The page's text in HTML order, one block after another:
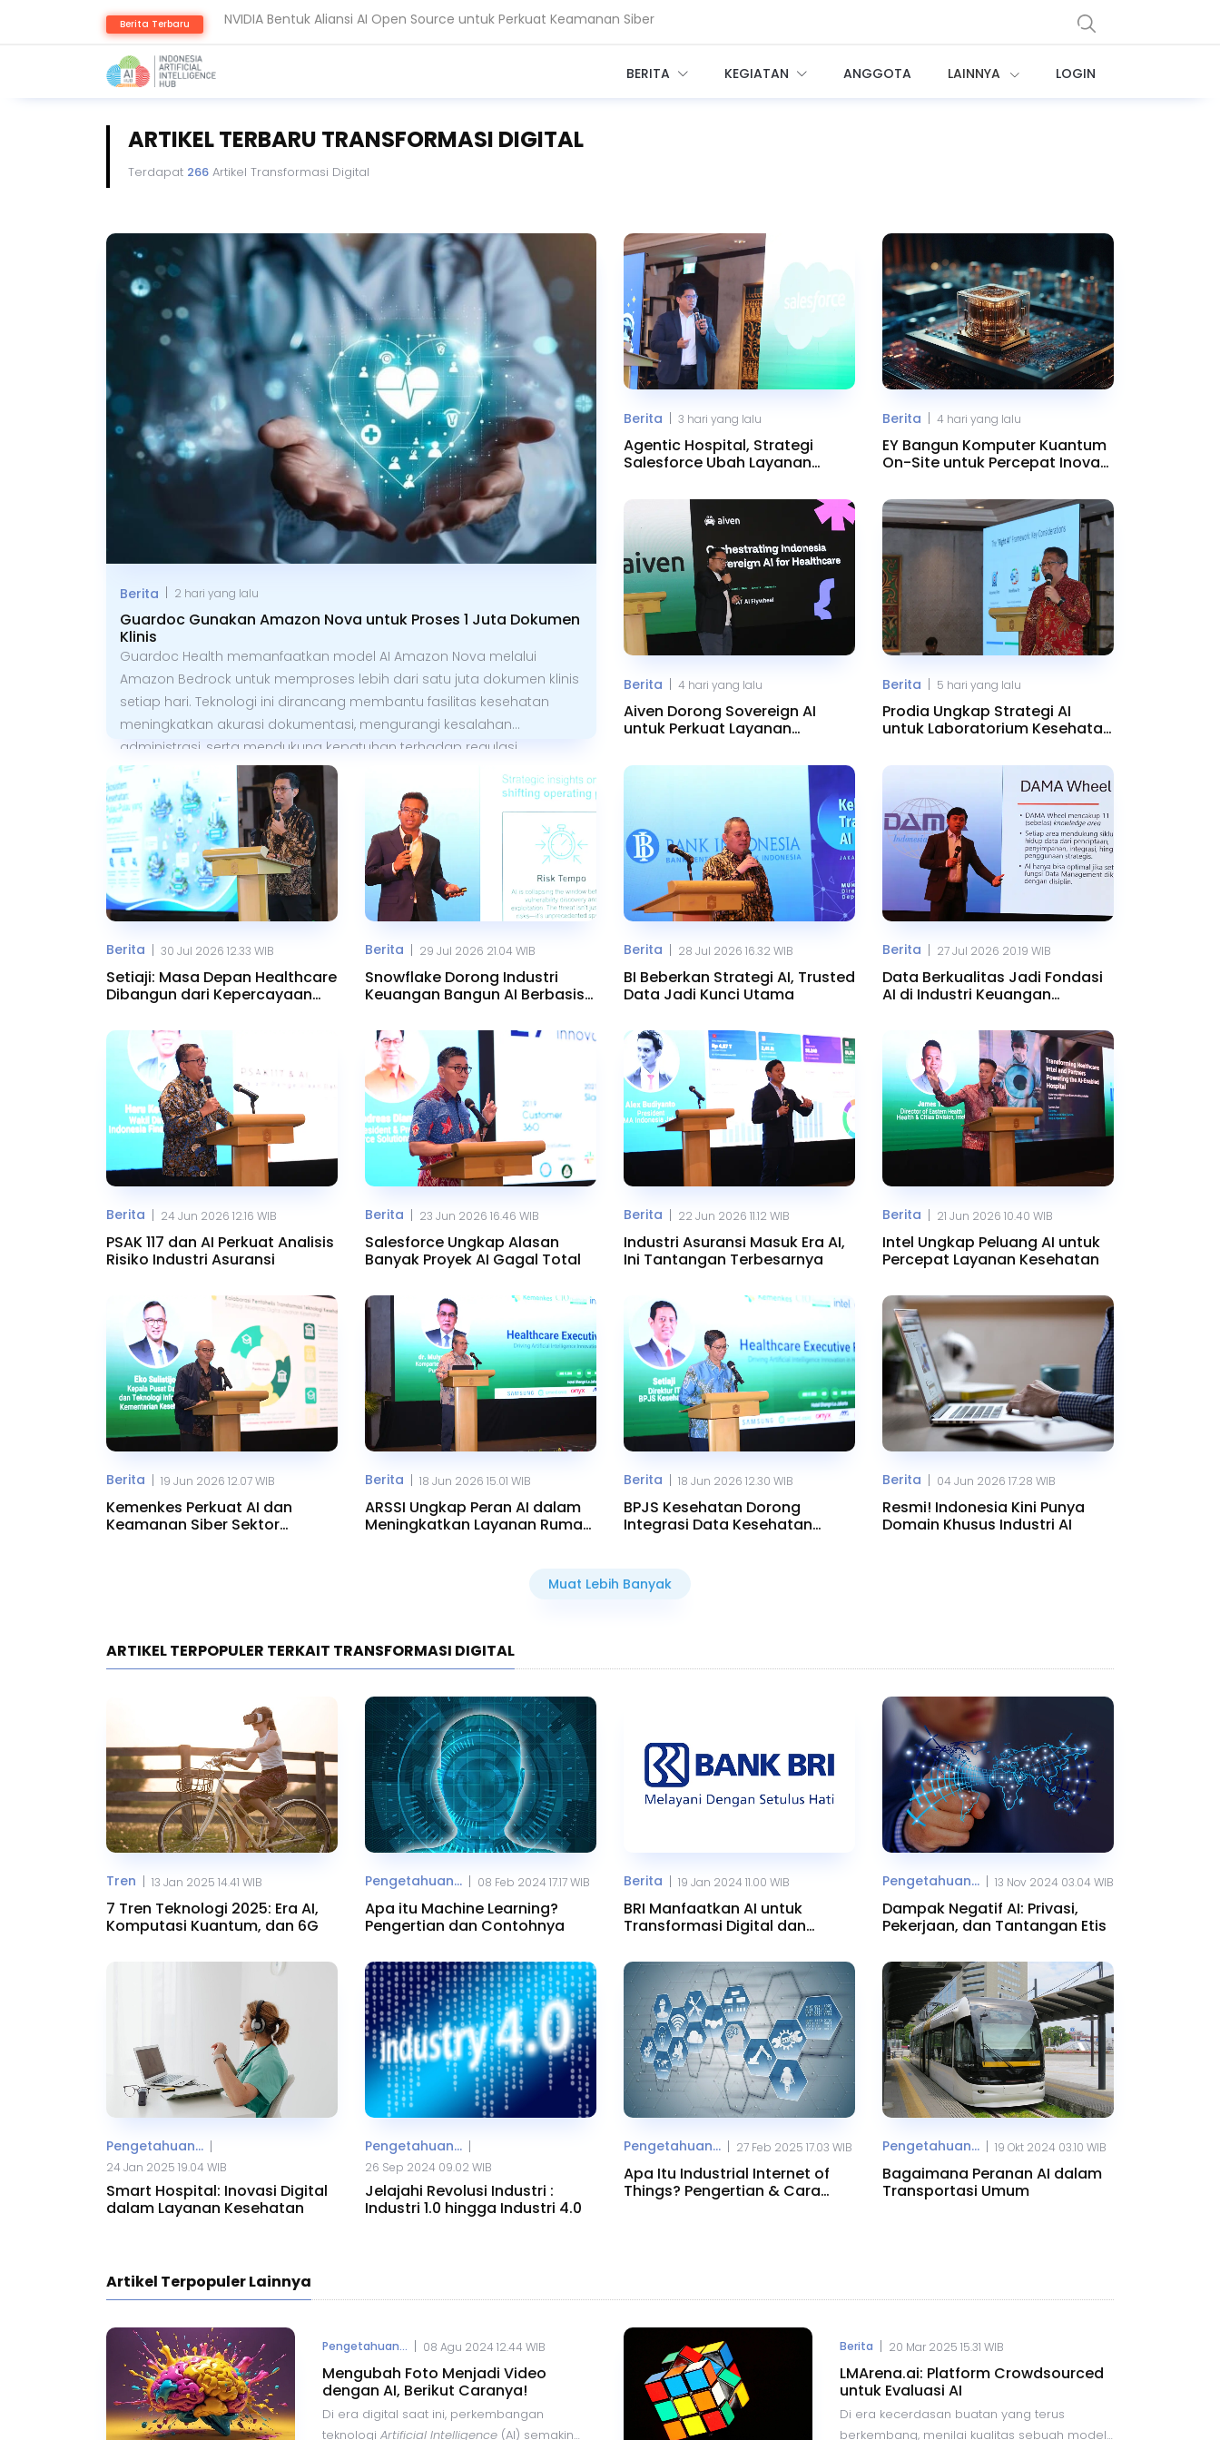
Berita Terbaru Guardoc Gunakan Amazon Nova untuk Proses 1 Juta Dokumen Klinis
BERITA KEGIATAN ANGGOTA LAINNYA LOGIN
ARTIKEL TERBARU TRANSFORMASI DIGITAL
Terdapat 266Artikel Transformasi Digital
Guardoc Gunakan Amazon Nova untuk Proses 1 Juta Dokumen
Klinis
Berita 2 hari yang lalu
Guardoc Health memanfaatkan model AI Amazon Nova melalui
Amazon Bedrock untuk memproses lebih dari satu juta dokumen klinis
setiap hari. Teknologi ini dirancang membantu fasilitas kesehatan
meningkatkan akurasi dokumentasi, mengurangi kesalahan
administrasi, serta mendukung kepatuhan terhadap regulasi.
Pendekatan tersebut juga diklaim mampu mempercepat analisis
rekam medis yang kompleks, termasuk dokumen dengan tulisan
tangan dan berbagai format.
Berita | 3 hari yang lalu
Agentic Hospital, Strategi
Salesforce Ubah Layanan
Berita | 4 hari yang lalu
EY Bangun Komputer Kuantum
On-Site untuk Percepat Inovasi
Berita | 4 hari yang lalu
Aiven Dorong Sovereign AI
untuk Perkuat Layanan
Berita | 5 hari yang lalu
Prodia Ungkap Strategi AI
untuk Laboratorium Kesehatan
Berita 30 Jul 2026 12.33 WIB
Setiaji: Masa Depan Healthcare
Dibangun dari Kepercayaan
Berita 29 Jul 2026 21.04 WIB
Snowflake Dorong Industri
Keuangan Bangun AI Berbasis
Berita 28 Jul 2026 16.32 WIB
BI Beberkan Strategi AI, Trusted
Data Jadi Kunci Utama
Berita 27 Jul 2026 20.19 WIB
Data Berkualitas Jadi Fondasi
AI di Industri Keuangan
Berita 24 Jun 2026 12.16 WIB
PSAK 117 dan AI Perkuat Analisis
Risiko Industri Asuransi
Berita 23 Jun 2026 16.46 WIB
Salesforce Ungkap Alasan
Banyak Proyek AI Gagal Total
Berita 22 Jun 2026 11.12 WIB
Industri Asuransi Masuk Era AI,
Ini Tantangan Terbesarnya
Berita 21 Jun 2026 10.40 WIB
Intel Ungkap Peluang AI untuk
Percepat Layanan Kesehatan
Berita 19 Jun 2026 12.07 WIB
Kemenkes Perkuat AI dan
Keamanan Siber Sektor
Berita 18 Jun 2026 15.01 WIB
ARSSI Ungkap Peran AI dalam
Meningkatkan Layanan Rumah
Berita 18 Jun 2026 12.30 WIB
BPJS Kesehatan Dorong
Integrasi Data Kesehatan
Berita 04 Jun 2026 17.28 WIB
Resmi! Indonesia Kini Punya
Domain Khusus Industri AI
Muat Lebih Banyak
ARTIKEL TERPOPULER TERKAIT TRANSFORMASI DIGITAL
Tren | 13 Jan 2025 14.41 WIB
7 Tren Teknologi 2025: Era AI,
Komputasi Kuantum, dan 6G
Pengetahuan... | 08 Feb 2024 17.17 WIB
Apa itu Machine Learning?
Pengertian dan Contohnya
Berita | 19 Jan 2024 11.00 WIB
BRI Manfaatkan AI untuk
Transformasi Digital dan
Pengetahuan... | 13 Nov 2024 03.04 WIB
Dampak Negatif AI: Privasi,
Pekerjaan, dan Tantangan Etis
Pengetahuan... |
24 Jan 2025 19.04 WIB
Smart Hospital: Inovasi Digital
dalam Layanan Kesehatan
Pengetahuan... |
26 Sep 2024 09.02 WIB
Jelajahi Revolusi Industri :
Industri 1.0 hingga Industri 4.0
Pengetahuan... | 27 Feb 2025 17.03 WIB
Apa Itu Industrial Internet of
Things? Pengertian & Cara
Pengetahuan... | 19 Okt 2024 03.10 WIB
Bagaimana Peranan AI dalam
Transportasi Umum
Artikel Terpopuler Lainnya
Pengetahuan... 08 Agu 2024 12.44 WIB
Mengubah Foto Menjadi Video
dengan AI, Berikut Caranya!
Di era digital saat ini, perkembangan
teknologi Artificial Intelligence(AI) semakin
Berita 20 Mar 2025 15.31 WIB
LMArena.ai: Platform Crowdsourced
untuk Evaluasi AI
Di era kecerdasan buatan yang terus
berkembang, menilai kualitas sebuah model